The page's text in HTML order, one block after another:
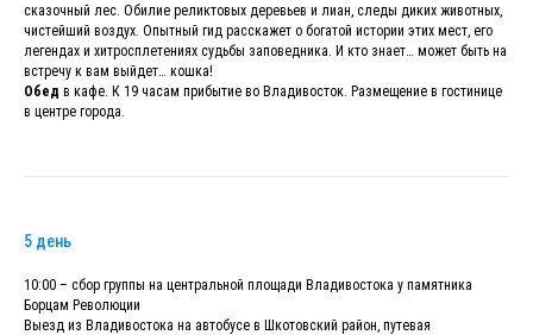
сказочный лес. Обилие реликтовых деревьев и лиан, следы диких животных,
чистейший воздух. Опытный гид расскажет о богатой истории этих мест, его
легендах и хитросплетениях судьбы заповедника. И кто знает… может быть на
встречу к вам выйдет… кошка!
Обед в кафе. К 19 часам прибытие во Владивосток. Размещение в гостинице
в центре города.
5 день
10:00 – сбор группы на центральной площади Владивостока у памятника
Борцам Революции
Выезд из Владивостока на автобусе в Шкотовский район, путевая